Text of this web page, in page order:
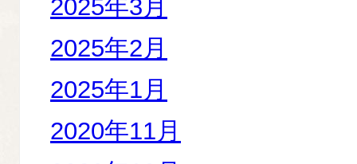
2025年3月
2025年2月
2025年1月
2020年11月